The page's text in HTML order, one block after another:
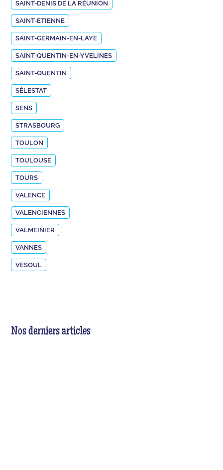
SAINT-DENIS DE LA RÉUNION
SAINT-ETIENNE
SAINT-GERMAIN-EN-LAYE
SAINT-QUENTIN-EN-YVELINES
SAINT-QUENTIN
SÉLESTAT
SENS
STRASBOURG
TOULON
TOULOUSE
TOURS
VALENCE
VALENCIENNES
VALMEINIER
VANNES
VESOUL
Nos derniers articles